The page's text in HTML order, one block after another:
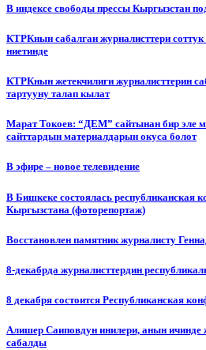
В индексе свободы прессы Кыргызстан
КТРКнын сабалган журналисттери
ниетинде
КТРКнын жетекчилиги журналисттерин
тартууну талап кылат
Марат Токоев: “ДЕМ” сайтынан бир эле
сайттардын материалдарын окуса болот
В эфире – новое телевидение
В Бишкеке состоялась республиканская
Кыргызстана (фоторепортаж)
Восстановлен памятник журналисту
8-декабрда журналисттердин
8 декабря состоится Республиканская
Алишер Саиповдун инилери, анын
сабалды